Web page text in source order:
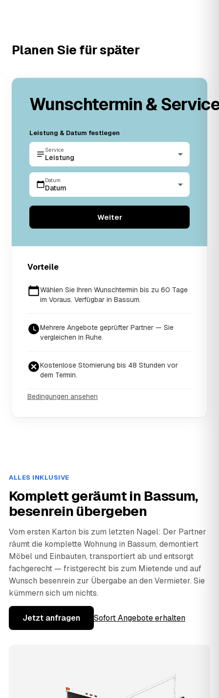
Planen Sie für später
Wunschtermin &
Leistung & Datum festlegen
Service
Leistung
Datum
Datum
Weiter
Vorteile
Wählen Sie Ihren Wunschtermin bis zu 60 Tage
im Voraus. Verfügbar in Bassum.
Mehrere Angebote geprüfter Partner — Sie
vergleichen in Ruhe.
Kostenlose Stornierung bis 48 Stunden vor
dem Termin.
Bedingungen ansehen
ALLES INKLUSIVE
Komplett geräumt in Bassum,
besenrein übergeben
Vom ersten Karton bis zum letzten Nagel: Der Partner
räumt die komplette Wohnung in Bassum, demontiert
Möbel und Einbauten, transportiert ab und entsorgt
fachgerecht — fristgerecht bis zum Mietende und auf
Wunsch besenrein zur Übergabe an den Vermieter. Sie
kümmern sich um nichts.
Jetzt anfragen Sofort Angebote erhalten